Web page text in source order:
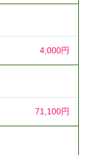
4,000円
71,100円